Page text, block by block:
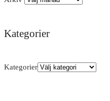
Kategorier
Kategorier